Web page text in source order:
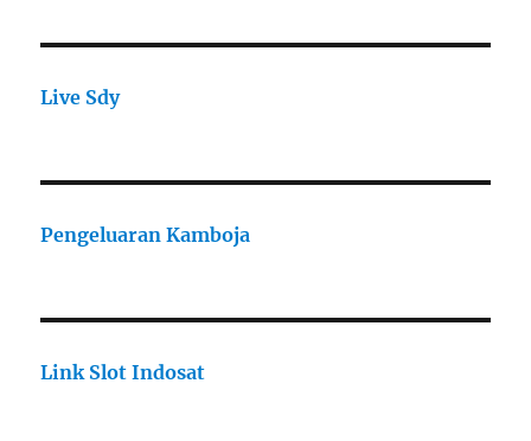
Live Sdy
Pengeluaran Kamboja
Link Slot Indosat